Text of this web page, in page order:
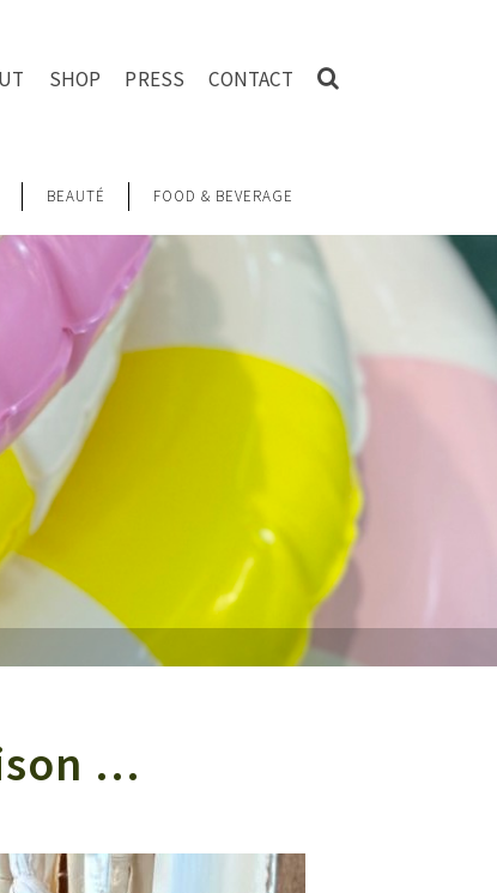
SHOP PRESS CONTACT
BEAUTÉ FOOD & BEVERAGE
…